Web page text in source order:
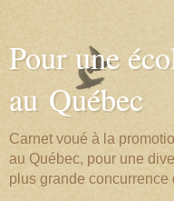
Pour une
au Québec
Carnet voué à la
au Québec, pour une
plus grande